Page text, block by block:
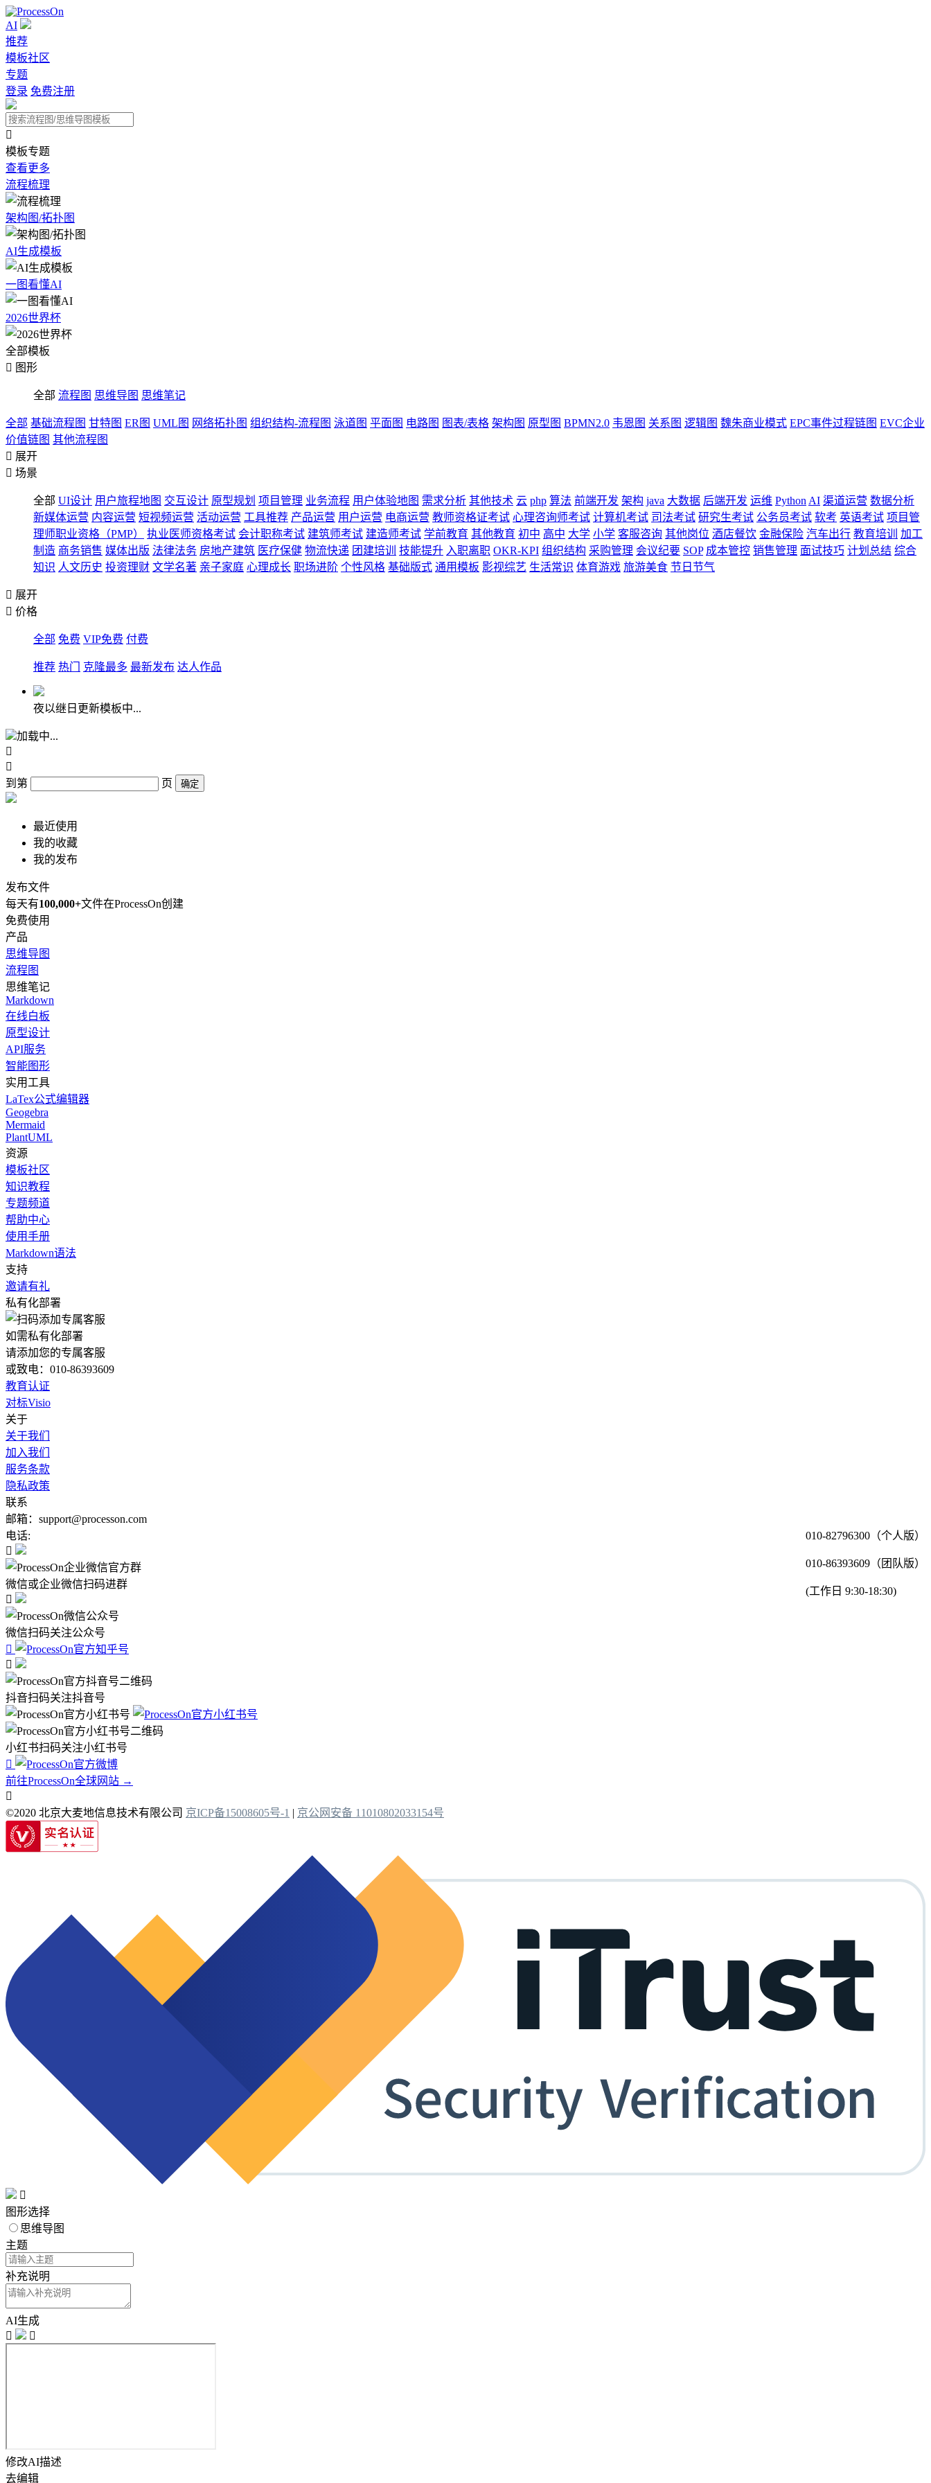
AI
推荐
模板社区
专题
登录 免费注册

模板专题
查看更多
流程梳理
架构图/拓扑图
AI生成模板
一图看懂AI
2026世界杯
全部模板
 图形
全部 流程图 思维导图 思维笔记
全部 基础流程图 甘特图 ER图 UML图 网络拓扑图 组织结构-流程图 泳道图 平面图 电路图 图表/表格 架构图 原型图 BPMN2.0 韦恩图 关系图 逻辑图 魏朱商业模式 EPC事件过程链图 EVC企业
价值链图 其他流程图
 展开
 场景
全部 UI设计 用户旅程地图 交互设计 原型规划 项目管理 业务流程 用户体验地图 需求分析 其他技术 云 php 算法 前端开发 架构 java 大数据 后端开发 运维 Python AI 渠道运营 数据分析
新媒体运营 内容运营 短视频运营 活动运营 工具推荐 产品运营 用户运营 电商运营 教师资格证考试 心理咨询师考试 计算机考试 司法考试 研究生考试 公务员考试 软考 英语考试 项目管
理师职业资格（PMP）
执业医师资格考试 会计职称考试 建筑师考试 建造师考试 学前教育 其他教育 初中 高中 大学 小学 客服咨询 其他岗位 酒店餐饮 金融保险 汽车出行 教育培训
加工
制造 商务销售 媒体出版 法律法务 房地产建筑 医疗保健 物流快递 团建培训 技能提升 入职离职 OKR-KPI 组织结构 采购管理 会议纪要 SOP 成本管控 销售管理 面试技巧 计划总结 综合
知识 人文历史 投资理财 文学名著 亲子家庭 心理成长 职场进阶 个性风格 基础版式 通用模板 影视综艺 生活常识 体育游戏 旅游美食 节日节气
 展开
 价格
全部 免费 VIP免费 付费
推荐 热门 克隆最多 最新发布 达人作品
夜以继日更新模板中...
加载中...


到第
页 确定
最近使用
我的收藏
我的发布
发布文件
每天有100,000+文件在ProcessOn创建
免费使用
产品
思维导图
流程图
思维笔记
Markdown
在线白板
原型设计
API服务
智能图形
实用工具
LaTex公式编辑器
Geogebra
Mermaid
PlantUML
资源
模板社区
知识教程
专题频道
帮助中心
使用手册
Markdown语法
支持
邀请有礼
私有化部署
如需私有化部署
请添加您的专属客服
或致电：010-86393609
教育认证
对标Visio
关于
关于我们
加入我们
服务条款
隐私政策
联系
邮箱：support@processon.com
电话:
010-82796300（个人版）
010-86393609（团队版）
(工作日 9:30-18:30)

微信或企业微信扫码进群

微信扫码关注公众号


抖音扫码关注抖音号
小红书扫码关注小红书号

前往ProcessOn全球网站 →

©2020 北京大麦地信息技术有限公司 京ICP备15008605号-1 | 京公网安备 11010802033154号

图形选择
思维导图
主题
补充说明
AI生成


修改AI描述
去编辑